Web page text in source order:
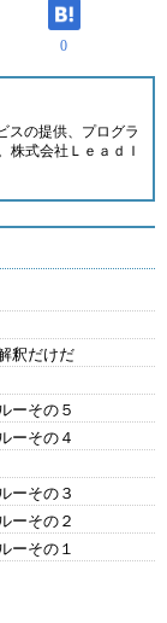
0
スの提供、プログラ
株式会社ＬｅａｄＩ
釈だけだ
ーその５
ーその４
ーその３
ーその２
ーその１